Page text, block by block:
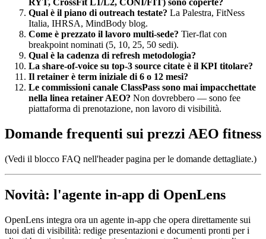
Qual è il piano di outreach testate? La Palestra, FitNess
Italia, IHRSA, MindBody blog.
Come è prezzato il lavoro multi-sede? Tier-flat con
breakpoint nominati (5, 10, 25, 50 sedi).
Qual è la cadenza di refresh metodologia?
La share-of-voice su top-3 source citate è il KPI titolare?
Il retainer è term iniziale di 6 o 12 mesi?
Le commissioni canale ClassPass sono mai impacchettate
nella linea retainer AEO? Non dovrebbero — sono fee
piattaforma di prenotazione, non lavoro di visibilità.
Domande frequenti sui prezzi AEO fitness
(Vedi il blocco FAQ nell'header pagina per le domande dettagliate.)
Novità: l'agente in-app di OpenLens
OpenLens integra ora un agente in-app che opera direttamente sui
tuoi dati di visibilità: redige presentazioni e documenti pronti per i